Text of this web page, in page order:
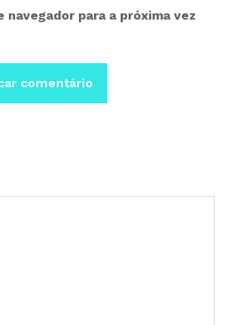
para a próxima vez